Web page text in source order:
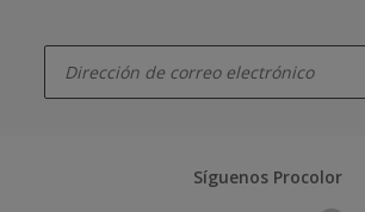
Síguenos Procolor